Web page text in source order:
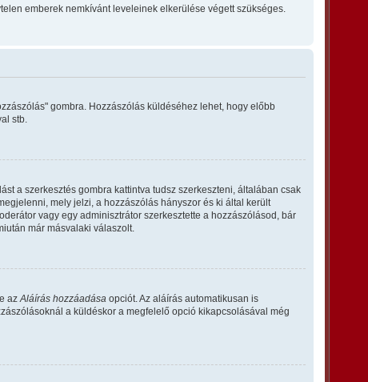
emberek nemkívánt leveleinek elkerülése végett szükséges.
gombra. Hozzászólás küldéséhez lehet, hogy előbb
stb.
a szerkesztés gombra kattintva tudsz szerkeszteni, általában csak
mely jelzi, a hozzászólás hányszor és ki által került
vagy egy adminisztrátor szerkesztette a hozzászólásod, bár
már másvalaki válaszolt.
azAláírás hozzáadása opciót. Az aláírás automatikusan is
a küldéskor a megfelelő opció kikapcsolásával még